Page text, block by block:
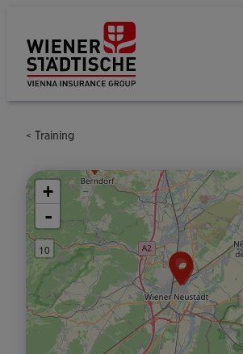
Training
+
-
10